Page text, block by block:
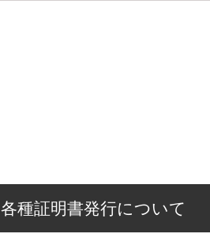
各種証明書発行について